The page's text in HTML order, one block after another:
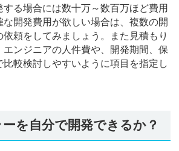
る場合には数十万～数百万ほど費用
開発費用が欲しい場合は、複数の開
頼をしてみましょう。また見積もり
エンジニアの人件費や、開発期間、保
較検討しやすいように項目を指定し
を自分で開発できるか？